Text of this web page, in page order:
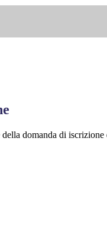
della domanda di